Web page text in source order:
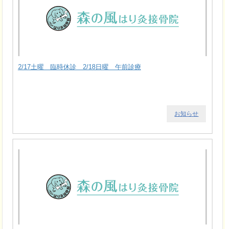
2/17土曜 臨時休診 2/18日曜 午前診療
お知らせ